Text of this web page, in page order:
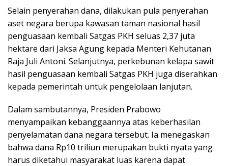
Selain penyerahan dana, dilakukan pula penyerahan
aset negara berupa kawasan taman nasional hasil
penguasaan kembali Satgas PKH seluas 2,37 juta
hektare dari Jaksa Agung kepada Menteri Kehutanan
Raja Juli Antoni. Selanjutnya, perkebunan kelapa sawit
hasil penguasaan kembali Satgas PKH juga diserahkan
kepada pemerintah untuk pengelolaan lanjutan.
Dalam sambutannya, Presiden Prabowo
menyampaikan kebanggaannya atas keberhasilan
penyelamatan dana negara tersebut. Ia menegaskan
bahwa dana Rp10 triliun merupakan bukti nyata yang
harus diketahui masyarakat luas karena dapat